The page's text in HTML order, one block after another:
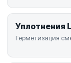
Уплотнения
Герметизация